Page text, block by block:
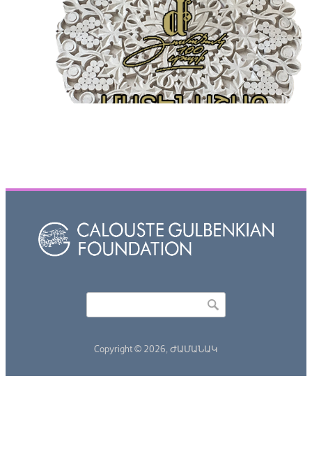
Copyright © 2026, ԺԱՄԱՆԱԿ